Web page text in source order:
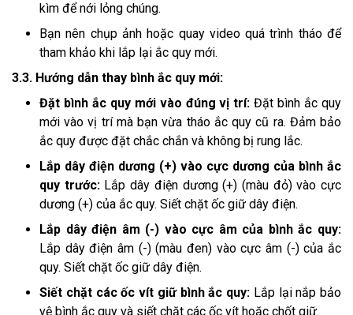
kìm để nới lỏng chúng.
Bạn nên chụp ảnh hoặc quay video quá trình tháo để
tham khảo khi lắp lại ắc quy mới.
3.3. Hướng dẫn thay bình ắc quy mới:
Đặt bình ắc quy mới vào đúng vị trí: Đặt bình ắc quy
mới vào vị trí mà bạn vừa tháo ắc quy cũ ra. Đảm bảo
ắc quy được đặt chắc chắn và không bị rung lắc.
Lắp dây điện dương (+) vào cực dương của bình ắc
quy trước:Lắp dây điện dương (+) (màu đỏ) vào cực
dương (+) của ắc quy. Siết chặt ốc giữ dây điện.
Lắp dây điện âm (-) vào cực âm của bình ắc quy:
Lắp dây điện âm (-) (màu đen) vào cực âm (-) của ắc
quy. Siết chặt ốc giữ dây điện.
Siết chặt các ốc vít giữ bình ắc quy: Lắp lại nắp bảo
vệ bình ắc quy và siết chặt các ốc vít hoặc chốt giữ.